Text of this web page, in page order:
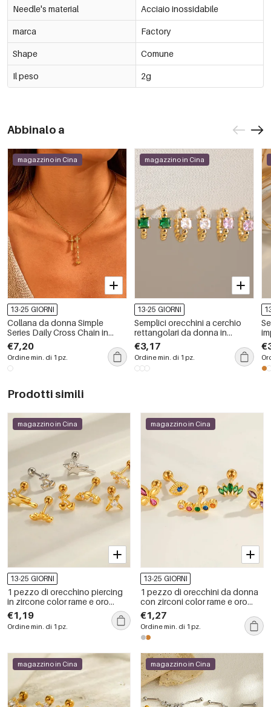
Needle's material Acciaio inossidabile
marca Factory
Shape Comune
Il peso 2g
Abbinalo a
magazzino in Cina
13-25 GIORNI
Collana da donna Simple
Series Daily Cross Chain in
acciaio inossidabile
impermeabile color oro
€7,20
Ordine min. di 1 pz.
magazzino in Cina
13-25 GIORNI
Semplici orecchini a cerchio
rettangolari da donna in
acciaio inossidabile,
impermeabili, color oro, con
zirconi.
€3,17
Ordine min. di 1 pz.
Prodotti simili
magazzino in Cina
13-25 GIORNI
1 pezzo di orecchino piercing
in zircone color rame e oro
ciliegia
€1,19
Ordine min. di 1 pz.
magazzino in Cina
13-25 GIORNI
1 pezzo di orecchini da donna
con zirconi color rame e oro
colorati
€1,27
Ordine min. di 1 pz.
magazzino in Cina magazzino in Cina